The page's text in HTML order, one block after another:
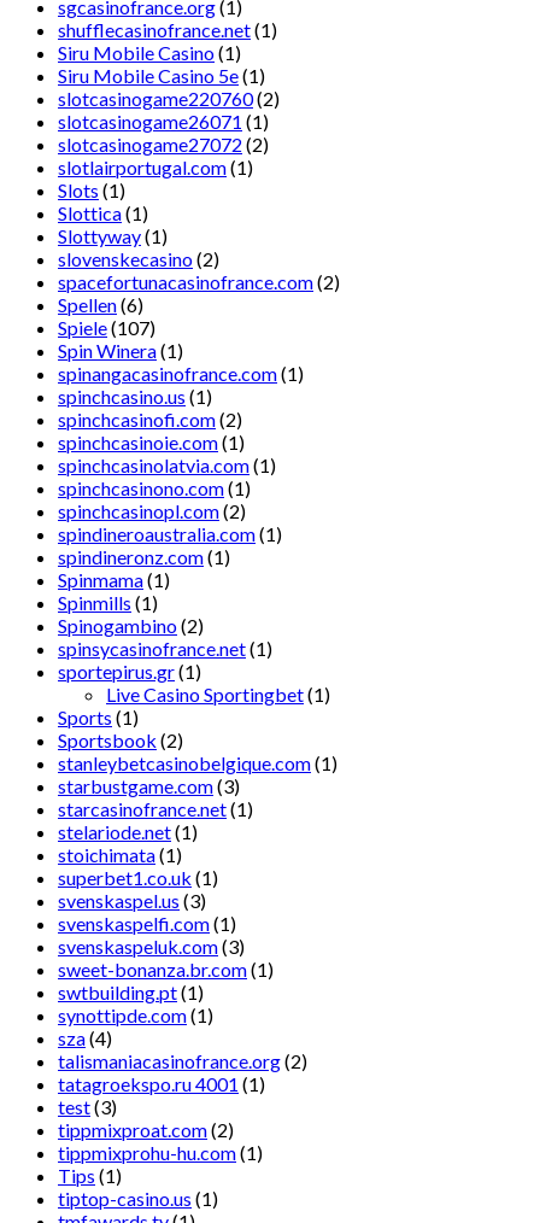
sgcasinofrance.org(1)
shufflecasinofrance.net(1)
Siru Mobile Casino(1)
Siru Mobile Casino 5e(1)
slotcasinogame220760(2)
slotcasinogame26071 (1)
slotcasinogame27072 (2)
slotlairportugal.com(1)
Slots (1)
Slottica(1)
Slottyway(1)
slovenskecasino(2)
spacefortunacasinofrance.com(2)
Spellen(6)
Spiele(107)
Spin Winera(1)
spinangacasinofrance.com(1)
spinchcasino.us (1)
spinchcasinofi.com(2)
spinchcasinoie.com(1)
spinchcasinolatvia.com(1)
spinchcasinono.com(1)
spinchcasinopl.com(2)
spindineroaustralia.com(1)
spindineronz.com(1)
Spinmama(1)
Spinmills (1)
Spinogambino(2)
spinsycasinofrance.net(1)
sportepirus.gr(1)
Live Casino Sportingbet(1)
Sports (1)
Sportsbook (2)
stanleybetcasinobelgique.com(1)
starbustgame.com(3)
starcasinofrance.net(1)
stelariode.net(1)
stoichimata(1)
superbet1.co.uk (1)
svenskaspel.us (3)
svenskaspelfi.com(1)
svenskaspeluk.com(3)
sweet-bonanza.br.com(1)
swtbuilding.pt(1)
synottipde.com(1)
sza(4)
talismaniacasinofrance.org(2)
tatagroekspo.ru 4001 (1)
test(3)
tippmixproat.com(2)
tippmixprohu-hu.com(1)
Tips (1)
tiptop-casino.us (1)